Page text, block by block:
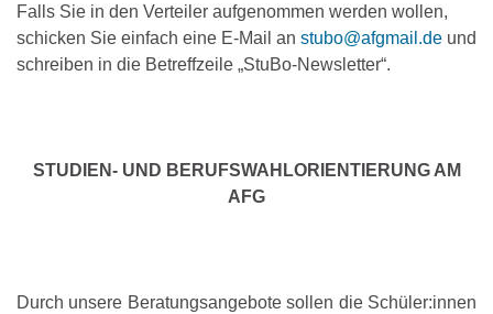
Falls Sie in den Verteiler aufgenommen werden wollen,
schicken Sie einfach eine E-Mail an stubo@afgmail.de und
schreiben in die Betreffzeile „StuBo-Newsletter“.
STUDIEN- UND BERUFSWAHLORIENTIERUNG AM
AFG
Durch unsere Beratungsangebote sollen die Schüler:innen